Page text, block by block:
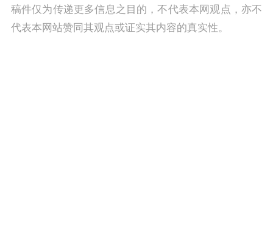
稿件仅为传递更多信息之目的，不代表本网观点，亦不
代表本网站赞同其观点或证实其内容的真实性。